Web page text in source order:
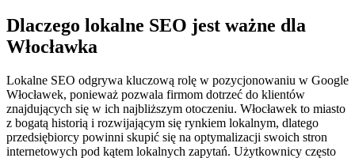
Dlaczego lokalne SEO jest ważne dla
Włocławka
Lokalne SEO odgrywa kluczową rolę w pozycjonowaniu w Google
Włocławek, ponieważ pozwala firmom dotrzeć do klientów
znajdujących się w ich najbliższym otoczeniu. Włocławek to miasto
z bogatą historią i rozwijającym się rynkiem lokalnym, dlatego
przedsiębiorcy powinni skupić się na optymalizacji swoich stron
internetowych pod kątem lokalnych zapytań. Użytkownicy często